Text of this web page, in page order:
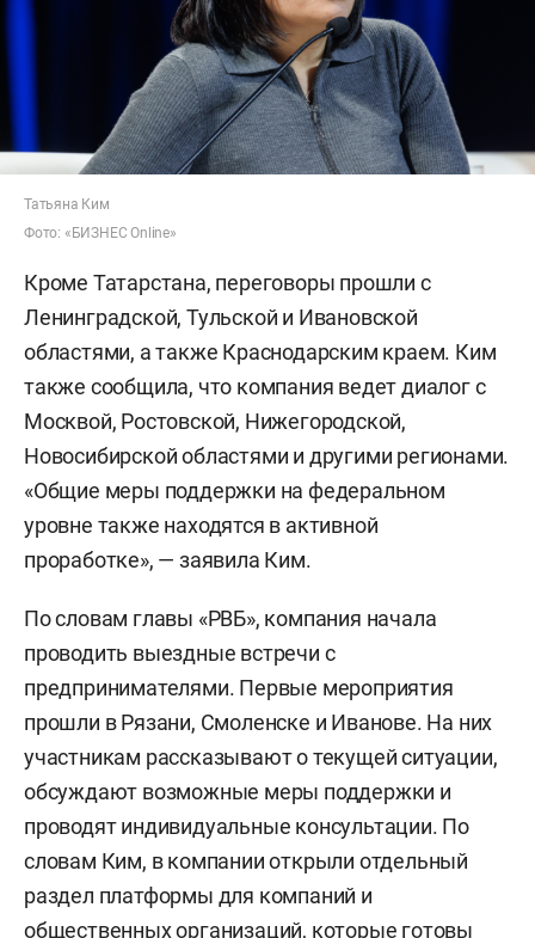
Татьяна Ким
Фото: «БИЗНЕС Online»
Кроме Татарстана, переговоры прошли с
Ленинградской, Тульской и Ивановской
областями, а также Краснодарским краем. Ким
также сообщила, что компания ведет диалог с
Москвой, Ростовской, Нижегородской,
Новосибирской областями и другими регионами.
«Общие меры поддержки на федеральном
уровне также находятся в активной
проработке», — заявила Ким.
По словам главы «РВБ», компания начала
проводить выездные встречи с
предпринимателями. Первые мероприятия
прошли в Рязани, Смоленске и Иванове. На них
участникам рассказывают о текущей ситуации,
обсуждают возможные меры поддержки и
проводят индивидуальные консультации. По
словам Ким, в компании открыли отдельный
раздел платформы для компаний и
общественных организаций, которые готовы